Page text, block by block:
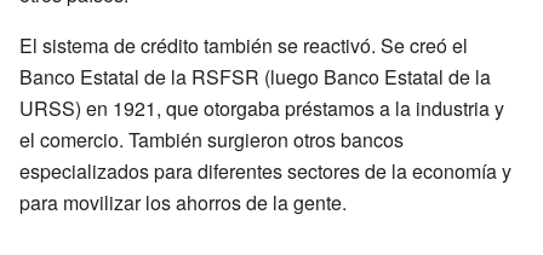
El sistema de crédito también se reactivó. Se creó el
Banco Estatal de la RSFSR (luego Banco Estatal de la
URSS) en 1921, que otorgaba préstamos a la industria y
el comercio. También surgieron otros bancos
especializados para diferentes sectores de la economía y
para movilizar los ahorros de la gente.